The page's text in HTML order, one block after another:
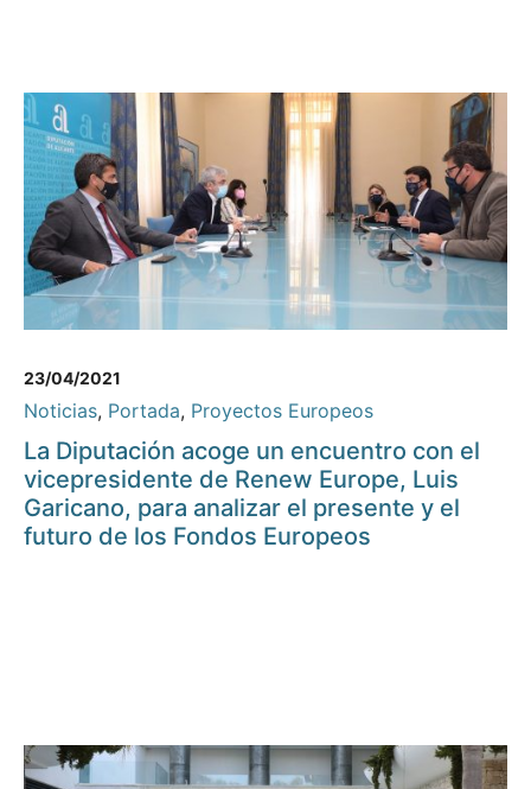
23/04/2021
Noticias, Portada, Proyectos Europeos
La Diputación acoge un encuentro con el
vicepresidente de Renew Europe, Luis
Garicano, para analizar el presente y el
futuro de los Fondos Europeos